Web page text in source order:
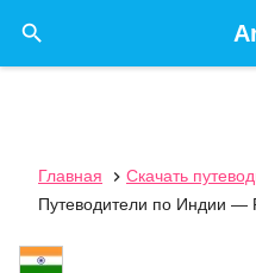

Главная  Скачать
Путеводители по Индии —